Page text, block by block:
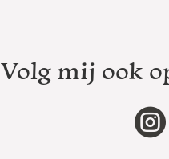
Volg mij ook
